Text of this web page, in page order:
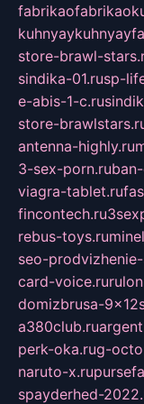
store-brawl-
sindika-01.rusp-
e-abis-1-c.ru
store-
antenna-highly.ru
3-sex-porn.ru
viagra-tablet.ru
fincontech.ru
rebus-toys.ru
seo-
card-voice.ru
domizbrusa-
a380club.ru
perk-oka.rug-
naruto-x.ru
spayderhed-